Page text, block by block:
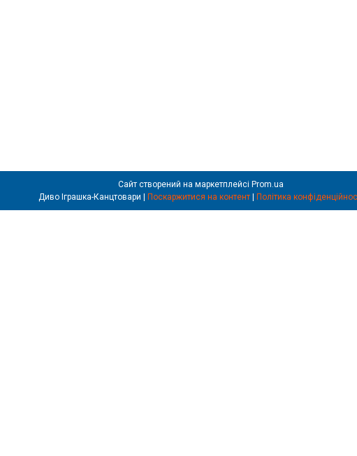
Сайт створений на маркетплейсі Prom.ua
Поскаржитися на контент Політика